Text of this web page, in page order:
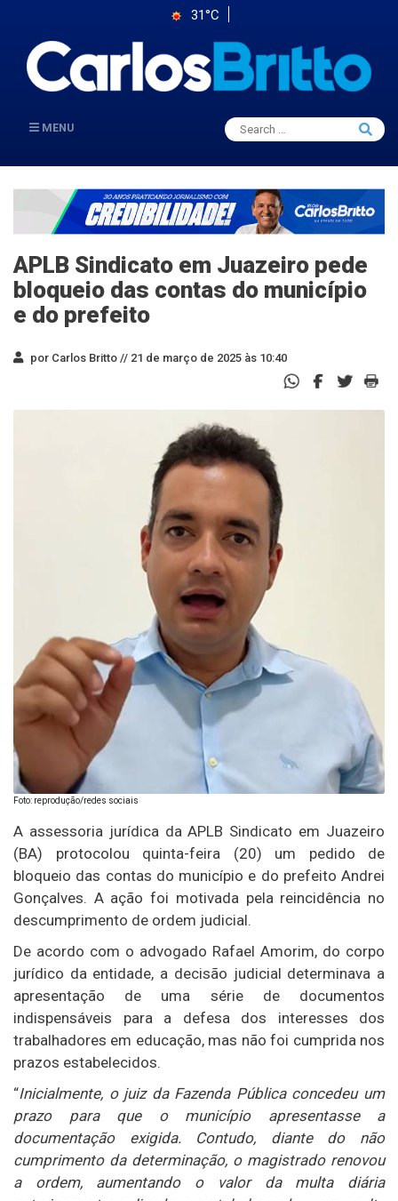
31°C
MENU
Search
for:
Search
APLB Sindicato em Juazeiro pede
bloqueio das contas do município
e do prefeito
por Carlos Britto // 21 de março de 2025 às 10:40
Foto: reprodução/redes sociais
A assessoria jurídica da APLB Sindicato em Juazeiro
(BA) protocolou quinta-feira (20) um pedido de
bloqueio das contas do município e do prefeito Andrei
Gonçalves. A ação foi motivada pela reincidência no
descumprimento de ordem judicial.
De acordo com o advogado Rafael Amorim, do corpo
jurídico da entidade, a decisão judicial determinava a
apresentação de uma série de documentos
indispensáveis para a defesa dos interesses dos
trabalhadores em educação, mas não foi cumprida nos
prazos estabelecidos.
“Inicialmente, o juiz da Fazenda Pública concedeu um
prazo para que o município apresentasse a
documentação exigida. Contudo, diante do não
cumprimento da determinação, o magistrado renovou
a ordem, aumentando o valor da multa diária